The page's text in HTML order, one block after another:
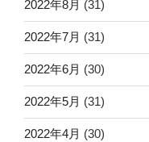
2022年8月 (31)
2022年7月 (31)
2022年6月 (30)
2022年5月 (31)
2022年4月 (30)